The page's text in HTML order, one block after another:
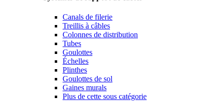
Canals de filerie
Treillis à câbles
Colonnes de distribution
Tubes
Goulottes
Échelles
Plinthes
Goulottes de sol
Gaines murals
Plus de cette sous catégorie